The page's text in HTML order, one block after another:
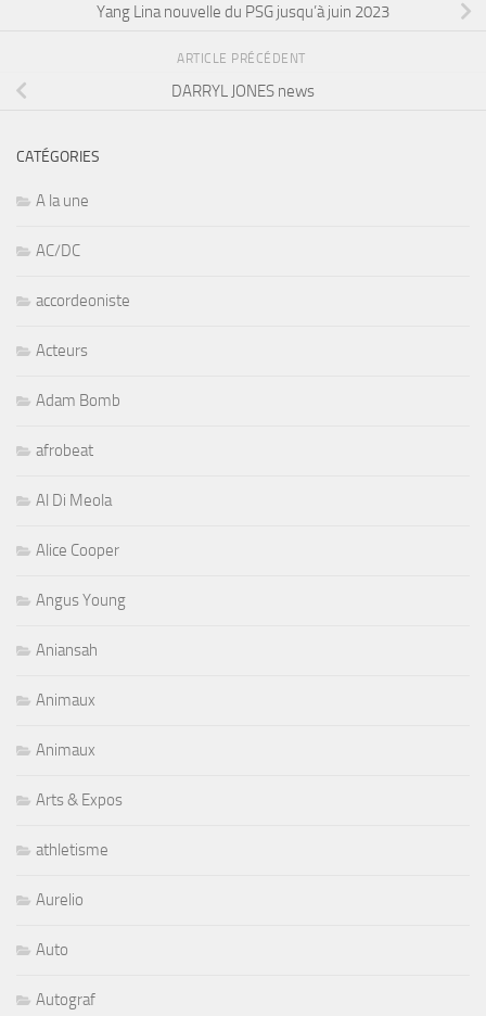
Yang Lina nouvelle du PSG jusqu’à juin 2023
ARTICLE PRÉCÉDENT
DARRYL JONES news
CATÉGORIES
A la une
AC/DC
accordeoniste
Acteurs
Adam Bomb
afrobeat
Al Di Meola
Alice Cooper
Angus Young
Aniansah
Animaux
Animaux
Arts & Expos
athletisme
Aurelio
Auto
Autograf